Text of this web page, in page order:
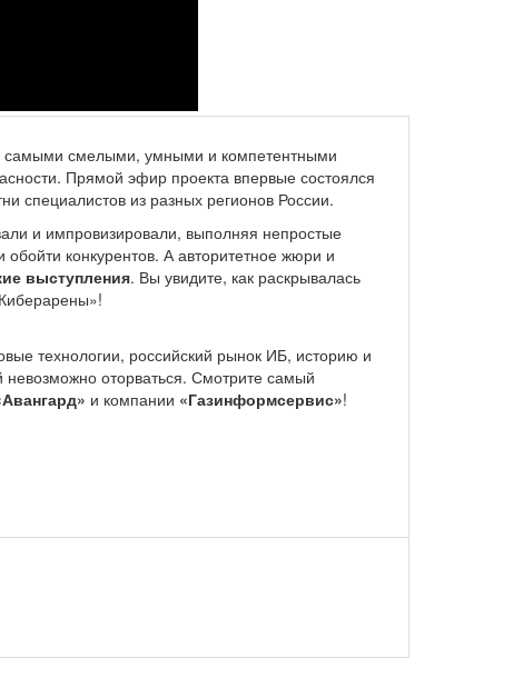
самыми смелыми, умными и компетентными
Прямой эфир проекта впервые состоялся
специалистов из разных регионов России.
и импровизировали, выполняя непростые
конкурентов. А авторитетное жюри и
выступления. Вы увидите, как раскрывалась
технологии, российский рынок ИБ, историю и
оторваться. Смотрите самый
и компании «Газинформсервис»!